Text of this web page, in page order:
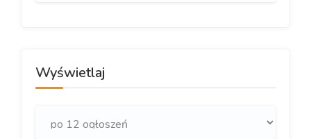
Wyświetlaj